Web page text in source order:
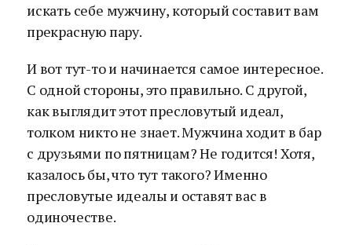
искать себе мужчину, который составит вам
прекрасную пару.
И вот тут-то и начинается самое интересное.
С одной стороны, это правильно. С другой,
как выглядит этот пресловутый идеал,
толком никто не знает. Мужчина ходит в бар
с друзьями по пятницам? Не годится! Хотя,
казалось бы, что тут такого? Именно
пресловутые идеалы и оставят вас в
одиночестве.